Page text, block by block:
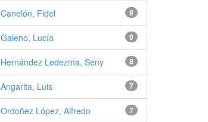
9
Canelón, Fidel
9
Galeno, Lucía
8
Hernández Ledezma, Seny
7
Angarita, Luis
7
Ordoñez López, Alfredo